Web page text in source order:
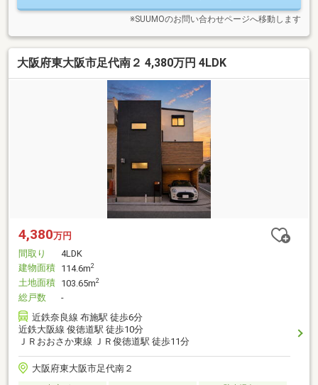
※SUUMOのお問い合わせページへ移動します
大阪府東大阪市足代南２ 4,380万円 4LDK
4,380万円
間取り
4LDK
建物面積 114.6m2
土地面積 103.65m2
総戸数
-
近鉄奈良線 布施駅 徒歩6分
近鉄大阪線 俊徳道駅 徒歩10分
ＪＲおおさか東線 ＪＲ俊徳道駅 徒歩11分
大阪府東大阪市足代南２